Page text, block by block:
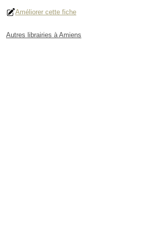
Améliorer cette fiche
Autres librairies à Amiens